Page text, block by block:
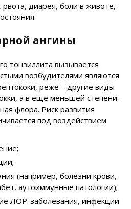
диарея, боли в животе,
ангины
тонзиллита вызывается
возбудителями являются
реже – другие виды
а в еще меньшей степени –
флора. Риск развития
под воздействием
(например, болезни крови,
аутоиммунные патологии);
ЛОР-заболевания, инфекции